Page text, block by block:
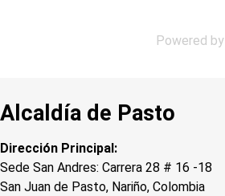
Powered by
Alcaldía de Pasto
Dirección Principal:
Sede San Andres: Carrera 28 # 16 -18
San Juan de Pasto, Nariño, Colombia